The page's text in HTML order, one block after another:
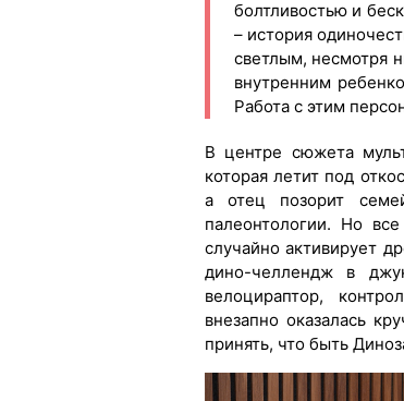
болтливостью и
– история
светлым, несмотря
внутренним
Работа с этим
В центре сюжета
которая летит под
а отец позорит
палеонтологии. Но
случайно активирует
дино-челлендж в
велоцираптор,
внезапно оказалась
принять, что быть